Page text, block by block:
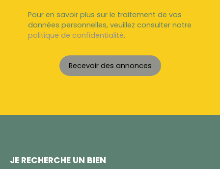
Pour en savoir plus sur le traitement de vos
données personnelles, veuillez consulter notre
politique de confidentialité.
Recevoir des annonces
JE RECHERCHE UN BIEN